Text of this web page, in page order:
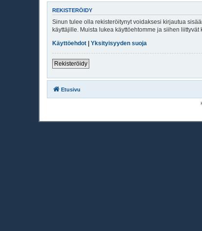
REKISTERÖIDY
Sinun tulee olla rekisteröitynyt voidaksesi kirjautua
käyttäjille. Muista lukea käyttöehtomme ja siihen
Käyttöehdot | Yksityisyyden suoja
Rekisteröidy
Etusivu